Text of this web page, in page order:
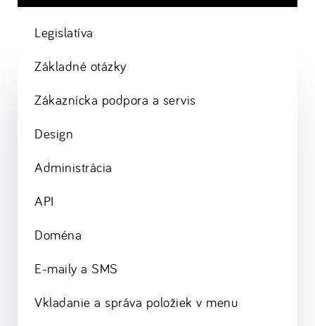
Legislatíva
Základné otázky
Zákaznícka podpora a servis
Design
Administrácia
API
Doména
E-maily a SMS
Vkladanie a správa položiek v menu